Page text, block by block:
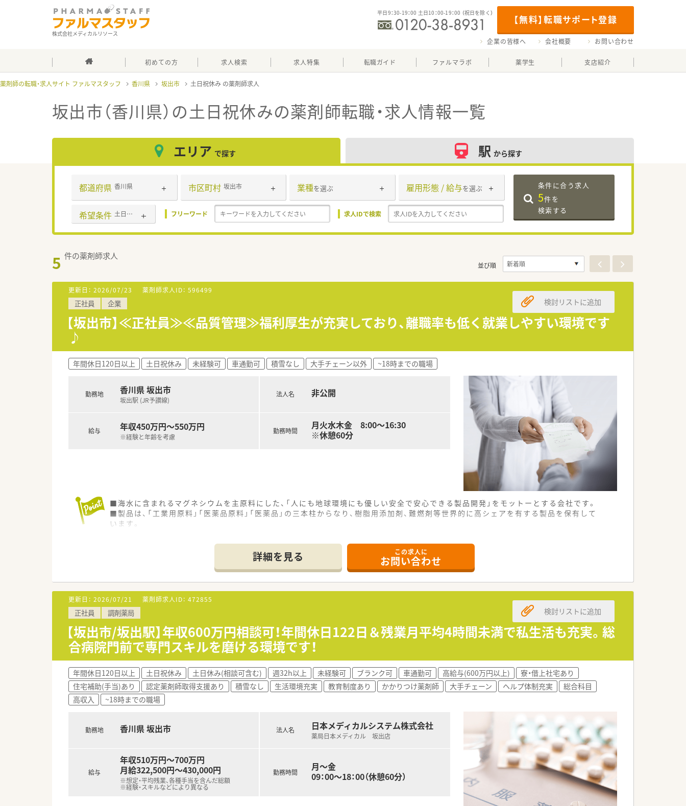
株式会社メディカルリソース
【無料】転職サポート登録
平日9：30-19：00 土日10：00-19：00 （祝日を除く）
企業の皆様へ 会社概要 お問い合わせ
初めての方 求人検索 求人特集 転職ガイド ファルマラボ 薬学生 支店紹介
薬剤師の転職・求人サイト ファルマスタッフ 香川県 坂出市 土日祝休み
坂出市（香川県）の土日祝休みの薬剤師転職・求人情報一覧
エリア で探す 駅 から探す
都道府県 香川県 市区町村 坂出市 業種を選ぶ 雇用形態 / 給与を選ぶ
希望条件 土日祝休み フリーワード 求人IDで検索
条件に合う求人
5件を
検索する
5 件の薬剤師求人
並び順
更新日： 2026/07/23 薬剤師求人ID： 596499
正社員 企業
【坂出市】≪正社員≫≪品質管理≫福利厚生が充実しており、離職率も低く就業しやすい環境です
♪
検討リストに追加
年間休日120日以上 土日祝休み 未経験可 車通勤可 積雪なし 大手チェーン以外 ~18時までの職場
勤務地 香川県 坂出市
坂出駅 (JR予讃線)
給与 年収450万円～550万円
※経験と年齢を考慮
法人名 非公開
勤務時間
月火水木金 8:00～16:30
※休憩60分
■海水に含まれるマグネシウムを主原料にした、「人にも地球環境にも優しい安全で安心できる製品開発」をモットーとする会社です。
■製品は、「工業用原料」「医薬品原料」「医薬品」の三本柱からなり、樹脂用添加剤、難燃剤等世界的に高シェアを有する製品を保有して
います。
酸緩下剤用途の酸化マグネシウム錠剤マグミット錠は国内市場の圧倒的なシェアがあります。
■海外にも生産及び営業拠点があり、全世界に向けた製造販売体制を築いています。
■社内では役職者にも「さん」付けで話ができる文化があり、円滑なコミュニケーションの取れる社風です。
■社内のコミュニケーション促進のため各種部活動はじめ厚生活動などの場が数多く用意されています。
詳細を見る この求人に
お問い合わせ
更新日： 2026/07/21 薬剤師求人ID： 472855
正社員 調剤薬局
【坂出市/坂出駅】年収600万円相談可！年間休日122日＆残業月平均4時間未満で私生活も充実。総
合病院門前で専門スキルを磨ける環境です！
検討リストに追加
年間休日120日以上 土日祝休み 土日休み(相談可含む) 週32h以上 未経験可 ブランク可 車通勤可 高給与(600万円以上)
寮・借上社宅あり
住宅補助(手当)あり
認定薬剤師取得支援あり 積雪なし 生活環境充実 教育制度あり かかりつけ薬剤師 大手チェーン ヘルプ体制充実
総合科目
高収入
~18時までの職場
勤務地 香川県 坂出市
給与
年収510万円～700万円
月給322,500円～430,000円
※想定・平均残業、各種手当を含んだ総額
※経験・スキルなどにより異なる
法人名 日本メディカルシステム株式会社
薬局日本メディカル 坂出店
勤務時間
月～金
09：00～18：00（休憩60分）